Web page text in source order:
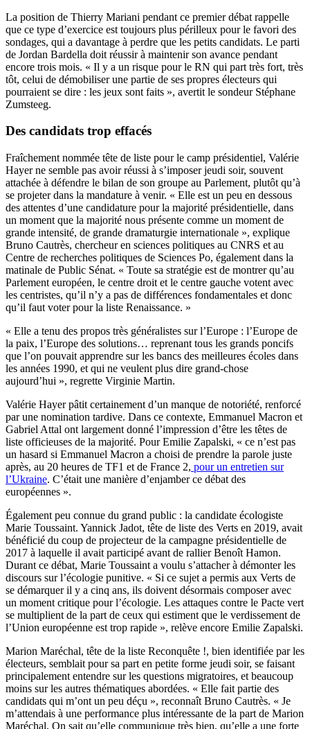
La position de Thierry Mariani pendant ce premier débat rappelle
que ce type d’exercice est toujours plus périlleux pour le favori des
sondages, qui a davantage à perdre que les petits candidats. Le parti
de Jordan Bardella doit réussir à maintenir son avance pendant
encore trois mois. « Il y a un risque pour le RN qui part très fort, très
tôt, celui de démobiliser une partie de ses propres électeurs qui
pourraient se dire : les jeux sont faits », avertit le sondeur Stéphane
Zumsteeg.
Des candidats trop effacés
Fraîchement nommée tête de liste pour le camp présidentiel, Valérie
Hayer ne semble pas avoir réussi à s’imposer jeudi soir, souvent
attachée à défendre le bilan de son groupe au Parlement, plutôt qu’à
se projeter dans la mandature à venir. « Elle est un peu en dessous
des attentes d’une candidature pour la majorité présidentielle, dans
un moment que la majorité nous présente comme un moment de
grande intensité, de grande dramaturgie internationale », explique
Bruno Cautrès, chercheur en sciences politiques au CNRS et au
Centre de recherches politiques de Sciences Po, également dans la
matinale de Public Sénat. « Toute sa stratégie est de montrer qu’au
Parlement européen, le centre droit et le centre gauche votent avec
les centristes, qu’il n’y a pas de différences fondamentales et donc
qu’il faut voter pour la liste Renaissance. »
« Elle a tenu des propos très généralistes sur l’Europe : l’Europe de
la paix, l’Europe des solutions… reprenant tous les grands poncifs
que l’on pouvait apprendre sur les bancs des meilleures écoles dans
les années 1990, et qui ne veulent plus dire grand-chose
aujourd’hui », regrette Virginie Martin.
Valérie Hayer pâtit certainement d’un manque de notoriété, renforcé
par une nomination tardive. Dans ce contexte, Emmanuel Macron et
Gabriel Attal ont largement donné l’impression d’être les têtes de
liste officieuses de la majorité. Pour Emilie Zapalski, « ce n’est pas
un hasard si Emmanuel Macron a choisi de prendre la parole juste
après, au 20 heures de TF1 et de France 2, pour un entretien sur
l’Ukraine. C’était une manière d’enjamber ce débat des
européennes ».
Également peu connue du grand public : la candidate écologiste
Marie Toussaint. Yannick Jadot, tête de liste des Verts en 2019, avait
bénéficié du coup de projecteur de la campagne présidentielle de
2017 à laquelle il avait participé avant de rallier Benoît Hamon.
Durant ce débat, Marie Toussaint a voulu s’attacher à démonter les
discours sur l’écologie punitive. « Si ce sujet a permis aux Verts de
se démarquer il y a cinq ans, ils doivent désormais composer avec
un moment critique pour l’écologie. Les attaques contre le Pacte vert
se multiplient de la part de ceux qui estiment que le verdissement de
l’Union européenne est trop rapide », relève encore Emilie Zapalski.
Marion Maréchal, tête de la liste Reconquête !, bien identifiée par les
électeurs, semblait pour sa part en petite forme jeudi soir, se faisant
principalement entendre sur les questions migratoires, et beaucoup
moins sur les autres thématiques abordées. « Elle fait partie des
candidats qui m’ont un peu déçu », reconnaît Bruno Cautrès. « Je
m’attendais à une performance plus intéressante de la part de Marion
Maréchal. On sait qu’elle communique très bien, qu’elle a une forte